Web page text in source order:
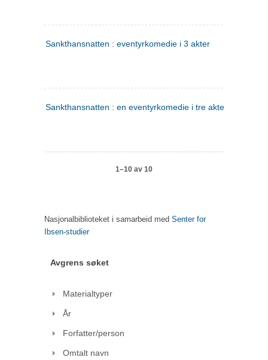
Sankthansnatten : eventyrkomedie i 3 akter
Sankthansnatten : en eventyrkomedie i tre akter
1–10 av 10
Nasjonalbiblioteket i samarbeid med Senter for
Ibsen-studier
Avgrens søket
Materialtyper
År
Forfatter/person
Omtalt navn